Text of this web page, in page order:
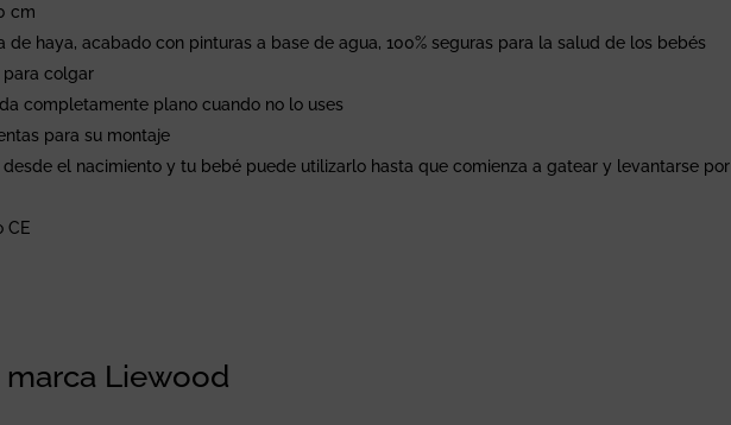
cm
de haya, acabado con pinturas a base de agua, 100% seguras para la salud de los bebés
para colgar
completamente plano cuando no lo uses
para su montaje
desde el nacimiento y tu bebé puede utilizarlo hasta que comienza a gatear y levantarse por
CE
Liewood